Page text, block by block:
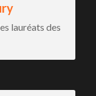
lauréats des